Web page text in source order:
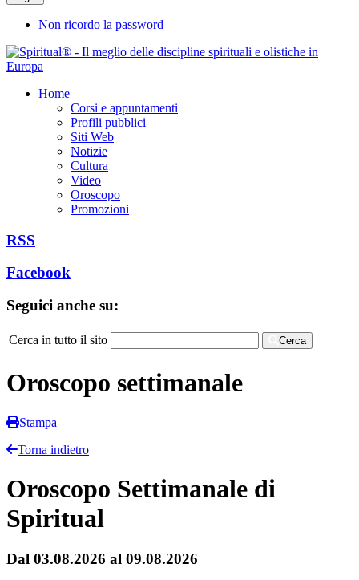
Non ricordo la password
Home
Corsi e appuntamenti
Profili pubblici
Siti Web
Notizie
Cultura
Video
Oroscopo
Promozioni
RSS
Facebook
Seguici anche su:
Cerca in tutto il sito Cerca
Oroscopo settimanale
Stampa
Torna indietro
Oroscopo Settimanale di
Spiritual
Dal 03.08.2026 al 09.08.2026